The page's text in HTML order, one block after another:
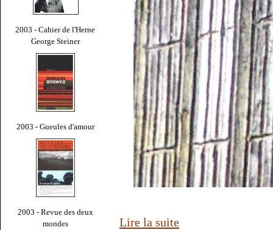
2003 - Cahier de l'Herne
George Steiner
2003 - Gueules d'amour
2003 - Revue des deux
mondes
Lire la suite